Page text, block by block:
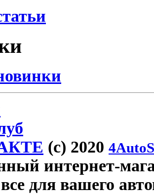
(c) 2020
интернет-
для вашего